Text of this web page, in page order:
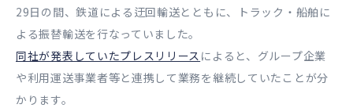
29日の間、鉄道による迂回輸送とともに、トラック・船舶に
よる振替輸送を行なっていました。
同社が発表していたプレスリリース によると、グループ企業
や利用運送事業者等と連携して業務を継続していたことが分
かります。